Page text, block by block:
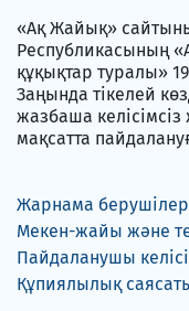
«Ақ Жайық»
Республикасының
құқықтар туралы»
Заңында тікелей
жазбаша
мақсатта
Жарнама
Мекен-жайы және
Пайдаланушы
Құпиялылық